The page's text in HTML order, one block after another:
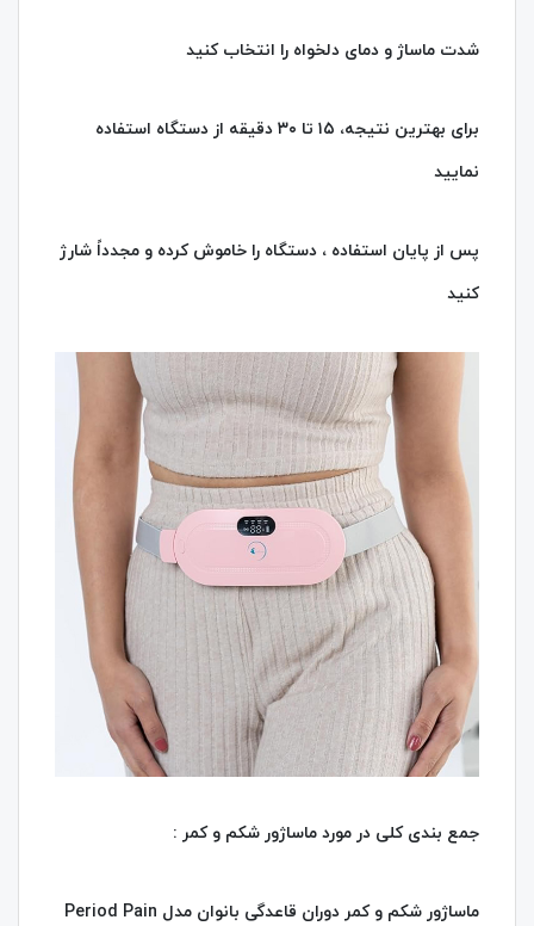
شدت ماساژ و دمای دلخواه را انتخاب کنید
برای بهترین نتیجه، ۱۵ تا ۳۰ دقیقه از دستگاه استفاده
نمایید
پس از پایان استفاده ، دستگاه را خاموش کرده و مجدداً شارژ
کنید
جمع‌ بندی کلی در مورد ماساژور شکم و کمر :
ماساژور شکم و کمر دوران قاعدگی بانوان مدل Period Pain